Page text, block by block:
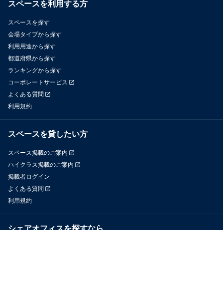
スペースを利用する方
スペースを探す
会場タイプから探す
利用用途から探す
都道府県から探す
ランキングから探す
コーポレートサービス
よくある質問
利用規約
スペースを貸したい方
スペース掲載のご案内
ハイクラス掲載のご案内
掲載者ログイン
よくある質問
利用規約
シェアオフィスを探すなら